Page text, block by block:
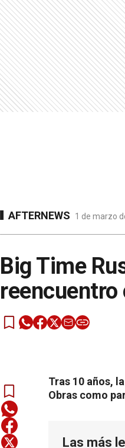
AFTERNEWS 1 de marzo
Big Time
reencuentro
Tras 10 años,
Obras como
Las más